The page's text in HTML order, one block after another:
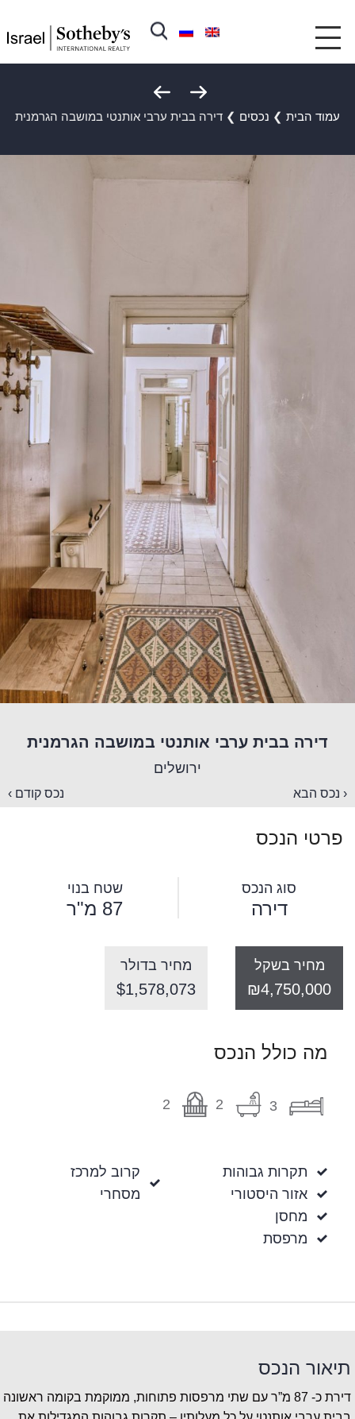
עמוד הבית ❯ נכסים ❯ דירה בבית ערבי אותנטי במושבה הגרמנית
דירה בבית ערבי אותנטי במושבה הגרמנית
ירושלים
‹ נכס הבא נכס קודם ›
פרטי הנכס
סוג הנכס
דירה
שטח בנוי
87 מ"ר
מחיר בשקל
₪4,750,000
מחיר בדולר
$1,578,073
מה כולל הנכס
3
2
2
תקרות גבוהות
אזור היסטורי
מחסן
מרפסת
קרוב למרכז
מסחרי
תיאור הנכס
דירת כ- 87 מ”ר עם שתי מרפסות פתוחות, ממוקמת בקומה ראשונה